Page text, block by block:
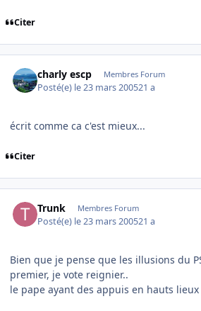
Citer
charly escp Membres Forum
Posté(e) le 23 mars 200521 a
écrit comme ca c'est mieux...
Citer
Trunk Membres Forum
Posté(e) le 23 mars 200521 a
Bien que je pense que les illusions du
premier, je vote reignier..
le pape ayant des appuis en hauts lieux